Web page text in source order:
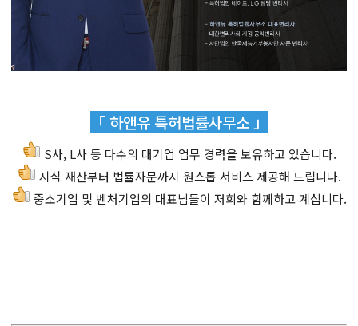
「 하앤유 특허법률사무소 」
S사, L사 등 다수의 대기업 업무 경력을 보유하고 있습니다.
지식 재산부터 법률자문까지 원스톱 서비스 제공해 드립니다.
중소기업 및 벤처기업의 대표님들이 저희와 함께하고 계십니다.